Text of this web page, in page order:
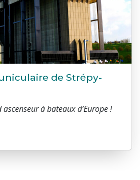
de Strépy-
à bateaux d’Europe !